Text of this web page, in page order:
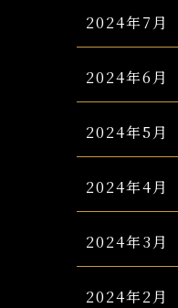
2024年7月
2024年6月
2024年5月
2024年4月
2024年3月
2024年2月